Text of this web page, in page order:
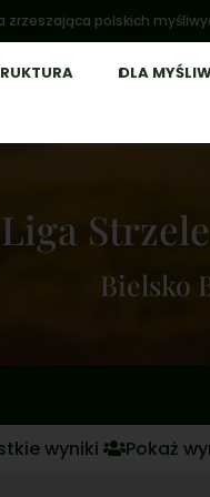
polskich
DLA
Liga
Bielsko
wyniki Pokaż